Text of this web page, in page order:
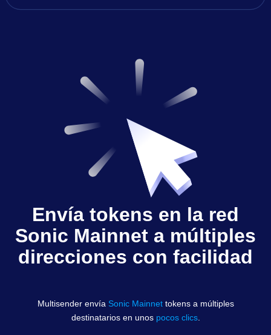
Envía tokens en la red
Sonic Mainnet a múltiples
direcciones con facilidad
Multisender envía Sonic Mainnet tokensa múltiples
destinatarios en unos pocos clics.